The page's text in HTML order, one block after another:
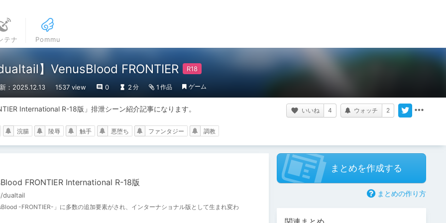
テナ Pommu
】VenusBlood FRONTIER
：2025.12.13 1537 view 0 2 分 1 作品 ゲーム
International R-18版」排泄シーン紹介記事になります。 いいね 4 ウォッチ 2
浣腸 陵辱 触手 悪堕ち ファンタジー 調教
FRONTIER International R-18版
dualtail
-FRONTIER-」に多数の追加要素がされ、インターナショナル版として生まれ変わ
まとめを作成する
まとめの作り方